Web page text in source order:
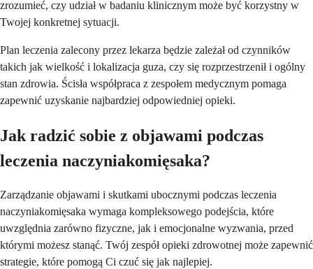
zrozumieć, czy udział w badaniu klinicznym może być korzystny w
Twojej konkretnej sytuacji.
Plan leczenia zalecony przez lekarza będzie zależał od czynników
takich jak wielkość i lokalizacja guza, czy się rozprzestrzenił i ogólny
stan zdrowia. Ścisła współpraca z zespołem medycznym pomaga
zapewnić uzyskanie najbardziej odpowiedniej opieki.
Jak radzić sobie z objawami podczas
leczenia naczyniakomięsaka?
Zarządzanie objawami i skutkami ubocznymi podczas leczenia
naczyniakomięsaka wymaga kompleksowego podejścia, które
uwzględnia zarówno fizyczne, jak i emocjonalne wyzwania, przed
którymi możesz stanąć. Twój zespół opieki zdrowotnej może zapewnić
strategie, które pomogą Ci czuć się jak najlepiej.